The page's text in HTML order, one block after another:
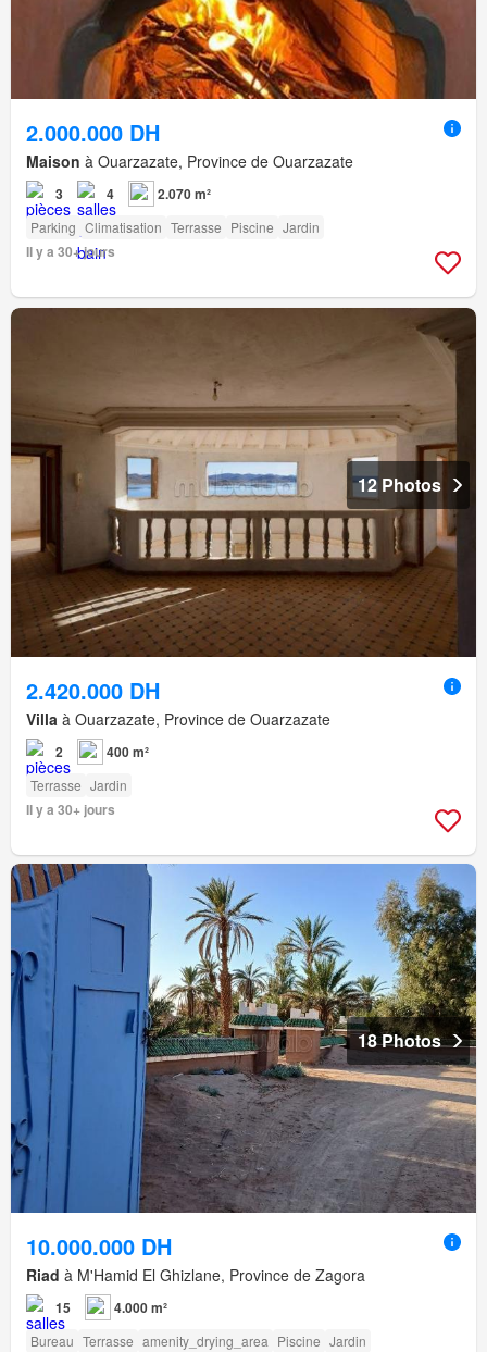
2.000.000 DH
Maison à Ouarzazate, Province de Ouarzazate
3 4 2.070 m²
Parking Climatisation Terrasse Piscine Jardin
Il y a 30+ jours
12 Photos
2.420.000 DH
Villa à Ouarzazate, Province de Ouarzazate
2 400 m²
Terrasse Jardin
Il y a 30+ jours
18 Photos
10.000.000 DH
Riad à M'Hamid El Ghizlane, Province de Zagora
15 4.000 m²
Bureau Terrasse amenity_drying_area Piscine Jardin